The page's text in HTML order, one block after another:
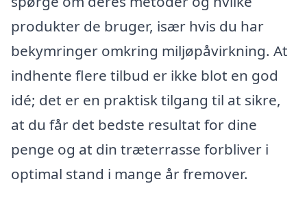
produkter de bruger, især hvis du har
bekymringer omkring miljøpåvirkning. At
indhente flere tilbud er ikke blot en god
idé; det er en praktisk tilgang til at sikre,
at du får det bedste resultat for dine
penge og at din træterrasse forbliver i
optimal stand i mange år fremover.